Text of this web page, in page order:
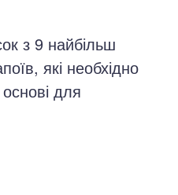
з 9 найбільш
які необхідно
для